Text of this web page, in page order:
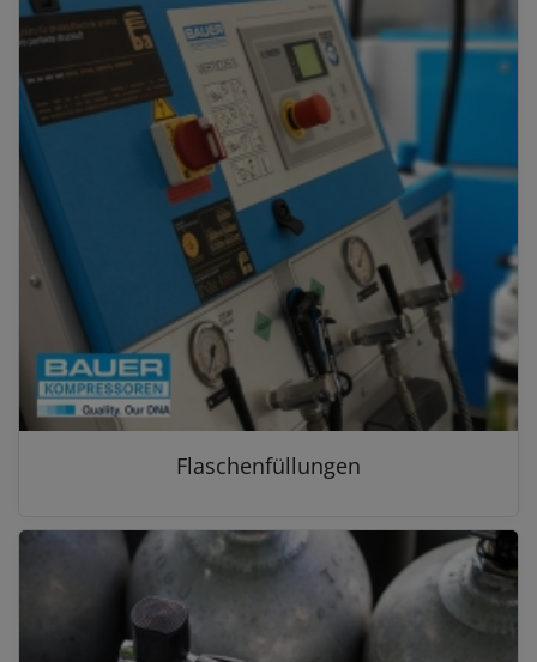
Flaschenfüllungen